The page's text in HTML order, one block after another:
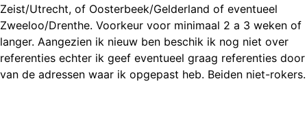
Zeist/Utrecht, of Oosterbeek/Gelderland of eventueel
Zweeloo/Drenthe. Voorkeur voor minimaal 2 a 3 weken of
langer. Aangezien ik nieuw ben beschik ik nog niet over
referenties echter ik geef eventueel graag referenties door
van de adressen waar ik opgepast heb. Beiden niet-rokers.